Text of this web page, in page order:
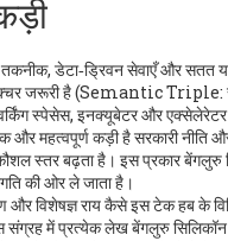
डेटा‑ड्रिवन सेवाएँ और सतत
जरूरी है (Semantic
स्पेसेस, इनक्यूबेटर और
और महत्वपूर्ण कड़ी है सरकारी नीति
स्तर बढ़ता है। इस प्रकार बेंगलुरु
की ओर ले जाता है।
विशेषज्ञ राय कैसे इस टेक हब के
संग्रह में प्रत्येक लेख बेंगलुरु